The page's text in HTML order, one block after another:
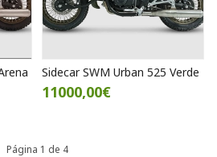
Sidecar SWM Urban 525 Verde
11000,00€
Página 1 de 4